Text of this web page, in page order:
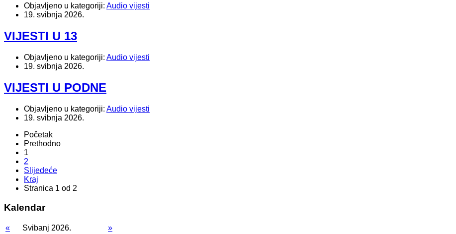
Objavljeno u kategoriji: Audio vijesti
19. svibnja 2026.
VIJESTI U 13
Objavljeno u kategoriji: Audio vijesti
19. svibnja 2026.
VIJESTI U PODNE
Objavljeno u kategoriji: Audio vijesti
19. svibnja 2026.
Početak
Prethodno
1
2
Slijedeće
Kraj
Stranica 1 od 2
Kalendar
« Svibanj 2026.
»